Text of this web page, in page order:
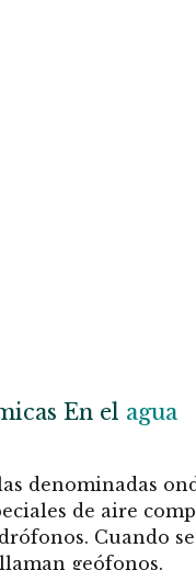
En el agua
denominadas
de aire
Cuando
geófonos.